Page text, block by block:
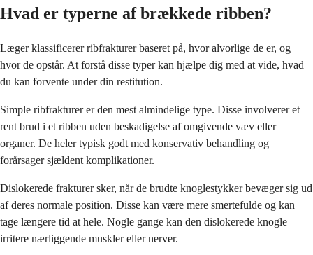
Hvad er typerne af brækkede ribben?
Læger klassificerer ribfrakturer baseret på, hvor alvorlige de er, og
hvor de opstår. At forstå disse typer kan hjælpe dig med at vide, hvad
du kan forvente under din restitution.
Simple ribfrakturer er den mest almindelige type. Disse involverer et
rent brud i et ribben uden beskadigelse af omgivende væv eller
organer. De heler typisk godt med konservativ behandling og
forårsager sjældent komplikationer.
Dislokerede frakturer sker, når de brudte knoglestykker bevæger sig ud
af deres normale position. Disse kan være mere smertefulde og kan
tage længere tid at hele. Nogle gange kan den dislokerede knogle
irritere nærliggende muskler eller nerver.